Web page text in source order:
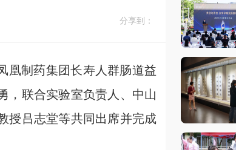
分享到：
制药集团长寿人群肠道益
，联合实验室负责人、中山
授吕志堂等共同出席并完成